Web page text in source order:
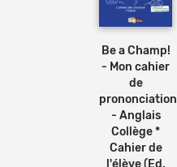
Ajouter
au
Be a Champ!
- Mon cahier
de
prononciation
- Anglais
Collège *
Cahier de
l'élève (Ed.